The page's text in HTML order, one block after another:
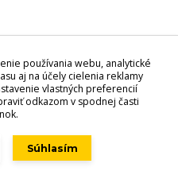
Predajňa - Štefánikova 69,
848, +421 944 045 358,
!
používania webu, analytické
aj na účely cielenia reklamy
vlastných preferencií
odkazom v spodnej časti
Súhlasím